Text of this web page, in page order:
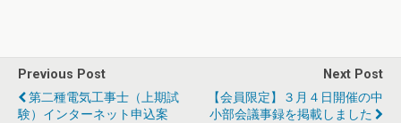
Previous Post
第二種電気工事士（上期試
験）インターネット申込案
Next Post
【会員限定】３月４日開催の中
小部会議事録を掲載しました